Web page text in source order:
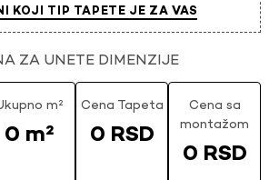
KOJI TIP TAPETE JE ZA VAS
ZA UNETE DIMENZIJE
m²
0 m²
Cena Tapeta
0 RSD
Cena sa
montažom
0 RSD